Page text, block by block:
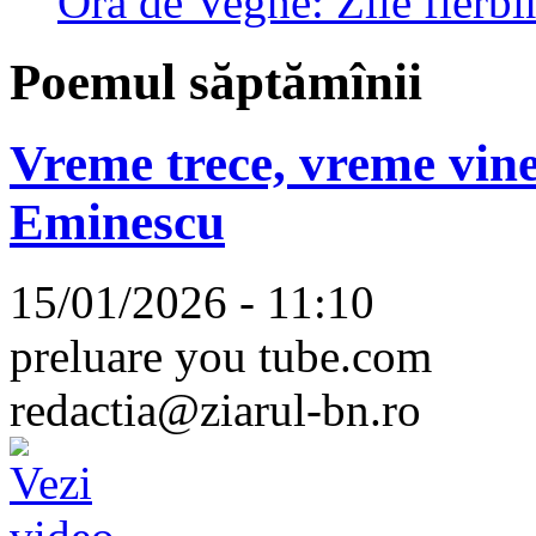
Poemul săptămînii
Vreme trece, vreme
Eminescu
15/01/2026 - 11:10
preluare you tube.com
redactia@ziarul-bn.ro